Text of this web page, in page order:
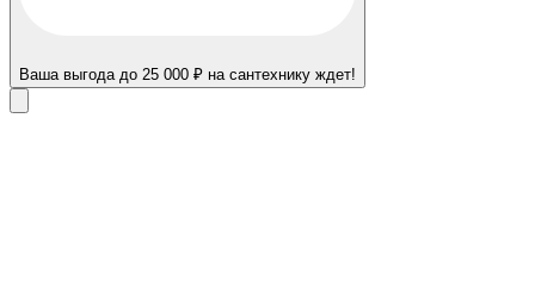
Ваша выгода до 25 000 ₽ на сантехнику ждет!